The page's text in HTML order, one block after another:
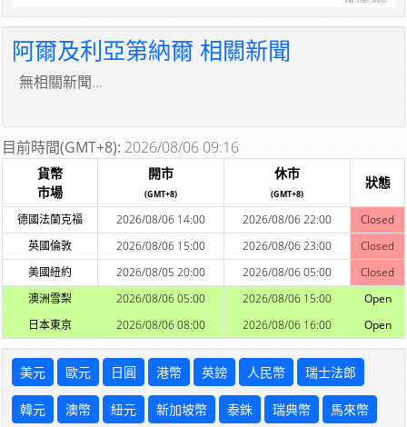
阿爾及利亞第納爾 相關新聞
無相關新聞...
目前時間(GMT+8): 2026/08/06 09:16
貨幣
市場
開市
(GMT+8)
休市
(GMT+8)
狀態
德國法蘭克福 2026/08/06 14:00 2026/08/06 22:00
Closed
英國倫敦
2026/08/06 15:00 2026/08/06 23:00
Closed
美國紐約
2026/08/05 20:00 2026/08/06 05:00
Closed
澳洲雪梨
2026/08/06 05:00 2026/08/06 15:00
Open
日本東京
2026/08/06 08:00 2026/08/06 16:00 Open
美元 歐元 日圓 港幣 英鎊 人民幣 瑞士法郎
韓元 澳幣 紐元 新加坡幣 泰銖 瑞典幣 馬來幣